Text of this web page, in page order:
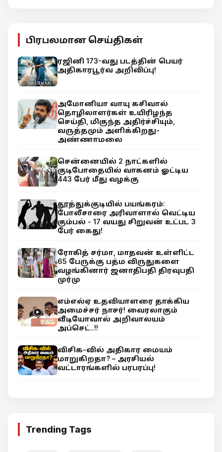
பிரபலமான செய்திகள்
ரஜினி 173-வது படத்தின் பெயர்
அதிகாரபூர்வ அறிவிப்பு!
அமோனியா வாயு கசிவால்
தொழிலாளர்கள் உயிரிழந்த
செய்தி, மிகுந்த அதிர்ச்சியும்,
வருத்தமும் அளிக்கிறது-
அண்ணாமலை
சென்னையில் 2 நாட்களில்
குடிபோதையில் வாகனம் ஓட்டிய
443 பேர் மீது வழக்கு
தூத்துக்குடியில் பயங்கரம்:
போலீசாரை அரிவாளால் வெட்டிய
கும்பல் - 17 வயது சிறுவன் உட்பட 3
பேர் கைது!
ரோகித் சர்மா, மாதவன் உள்ளிட்ட
65 பேருக்கு பத்ம விருதுகளை
வழங்கினார் ஜனாதிபதி திரவுபதி
முர்மு
எம்எல்ஏ உதவியாளரை தாக்கிய
அமைச்சர் நாசர்! வைரலாகும்
வீடியோவால் அறிவாலயம்
அப்செட்..!!
விசிக-வில் அதிகார மையம்
மாறுகிறதா? – அரசியல்
வட்டாரங்களில் பரபரப்பு!
Trending Tags